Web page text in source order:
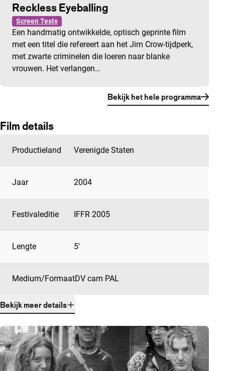
Reckless Eyeballing
Screen Tests
Een handmatig ontwikkelde, optisch geprinte film
met een titel die refereert aan het Jim Crow-tijdperk,
met zwarte criminelen die loeren naar blanke
vrouwen. Het verlangen…
Bekijk het hele programma
Film details
Productieland Verenigde Staten
Jaar 2004
Festivaleditie IFFR 2005
Lengte 5'
Medium/FormaatDV cam PAL
Bekijk meer details